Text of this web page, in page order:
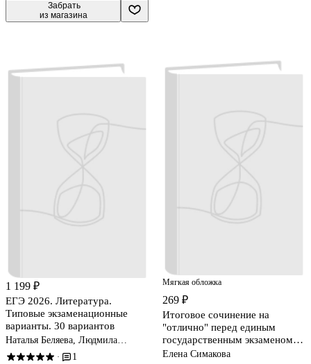
Забрать
из магазина
1 199 ₽
ЕГЭ 2026. Литература.
Типовые экзаменационные
варианты. 30 вариантов
Наталья Беляева, Людмила
Гороховская, Сергей Зинин
· 1
Мягкая обложка
269 ₽
Итоговое сочинение на
"отлично" перед единым
государственным экзаменом.
10-11 классы
Елена Симакова